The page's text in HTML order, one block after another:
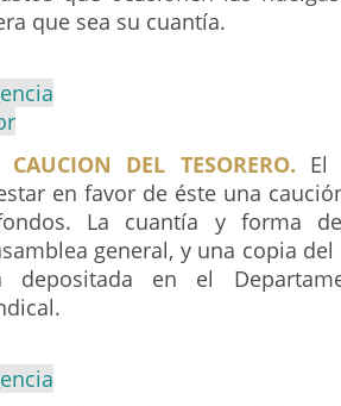
que sea su cuantía.
DEL TESORERO. El
en favor de éste una
La cuantía y forma
general, y una copia
depositada en el